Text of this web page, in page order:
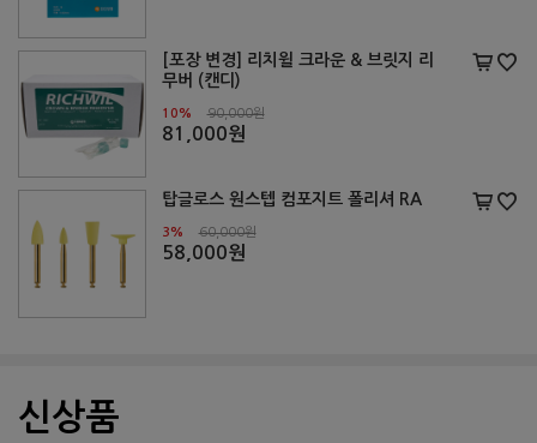
[포장 변경] 리치윌 크라운 & 브릿지 리
무버 (캔디)
10% 90,000원
81,000원
탑글로스 원스텝 컴포지트 폴리셔 RA
3% 60,000원
58,000원
신상품